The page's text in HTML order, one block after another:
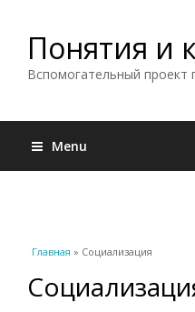
Понятия и
Вспомогательный
Menu
Вы здесь
Главная » Социализация